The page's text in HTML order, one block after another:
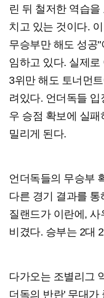
린 뒤 철저한 역습
치고 있는 것이다.
무승부만 해도 성공"
임하고 있다. 실제
3위만 해도 토너먼
려있다. 언더독들
우 승점 확보에 실패
밀리게 된다.
언더독들의 무승부
다른 경기 결과를
질랜드가 이란에,
비겼다. 승부는 2대
다가오는 조별리그
더독의 반란' 무대가